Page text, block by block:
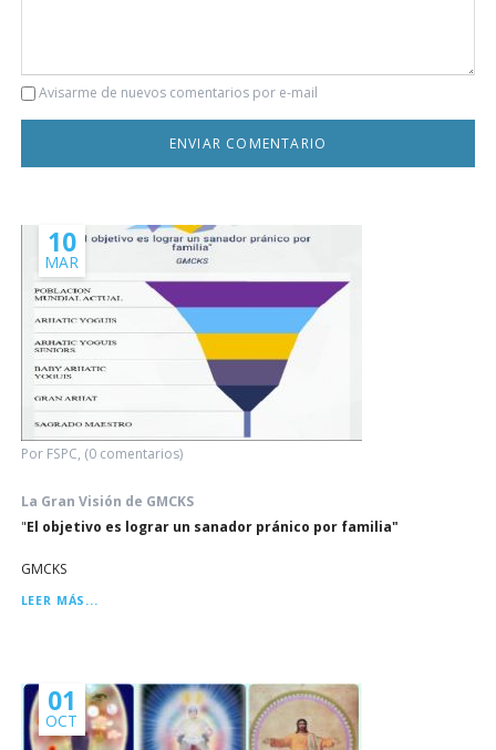
Comentario
Avisarme de nuevos comentarios por e-mail
Por FSPC, (0 comentarios)
10
MAR
La Gran Visión de GMCKS
"El objetivo es lograr un sanador pránico por familia"
GMCKS
LEER MÁS...
01
OCT